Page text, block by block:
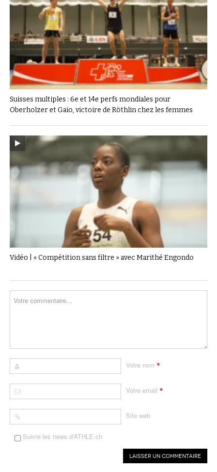
Suisses multiples : 6e et 14e perfs mondiales pour
Oberholzer et Gaio, victoire de Röthlin chez les femmes
Vidéo | « Compétition sans filtre » avec Marithé Engondo
Votre nom *
Votre email *
Site web
Suivre les news d'ATHLE.ch